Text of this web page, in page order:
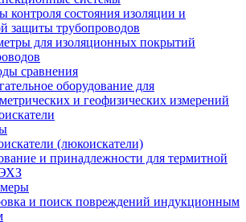
контроля состояния изоляции и
защиты трубопроводов
для изоляционных покрытий
сравнения
оборудование для
и геофизических измерений
(люкоискатели)
и принадлежности для термитной
и поиск повреждений индукционным